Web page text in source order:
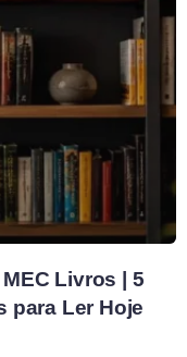
Livros | 5
para Ler Hoje